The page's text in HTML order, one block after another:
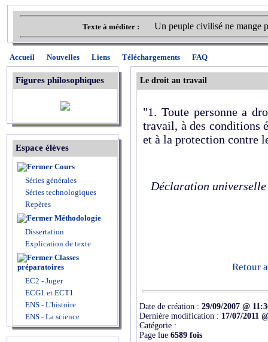
Texte à méditer : Un peuple civilisé ne mange
Accueil Nouvelles Liens Téléchargements FAQ
Figures philosophiques
Espace élèves
Cours
Séries générales
Séries technologiques
Repères
Méthodologie
Dissertation
Explication de texte
Classes
préparatoires
EC2 - Juger
ECG1 et ECT1
ENS - L'histoire
ENS - La science
Le droit au travail
"1. Toute personne a
travail, à des conditions
et à la protection contre
Déclaration universelle
Retour
Date de création : 29/09/2007 @
Dernière modification : 17/07/2011
Catégorie :
Page lue 6589 fois